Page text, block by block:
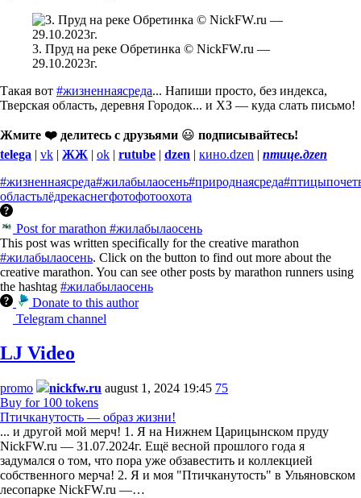
3. Пруд на реке Обретинка © NickFW.ru —
29.10.2023г.
Такая вот #жизненнаясреда... Напиши просто, без индекса,
Тверская область, деревня Городок... и ХЗ — куда слать письмо!
Жмите ❤️ делитесь с друзьями 😃 подписывайтесь!
telega | vk | ЖЖ | ok | rutube | dzen | кино.dzen | птице.дzen
#жизненнаясреда#жилабылаосень#природнаясреда
областьлёдрекаснегфотофотоохота
Post for marathon #жилабылаосень
This post was written specifically for the creative marathon
#жилабылаосень. Click on the button to find out more about the
creative marathon. You can see other posts by marathon runners using
the hashtag #жилабылаосень
Donate to this author
Telegram channel
LJ Video
promo nickfw.ru august 1, 2024 19:45 75
Buy for 100 tokens
Птичканутость — образ жизни!
... и другой мой мерч! 1. Я на Нижнем Царицынском пруду
NickFW.ru — 31.07.2024г. Ещё весной прошлого года я
задумался о том, что пора уже обзавестить и коллекцией
собственного мерча! 2. Я и моя "Птичканутость" в Ульяновском
лесопарке NickFW.ru —…